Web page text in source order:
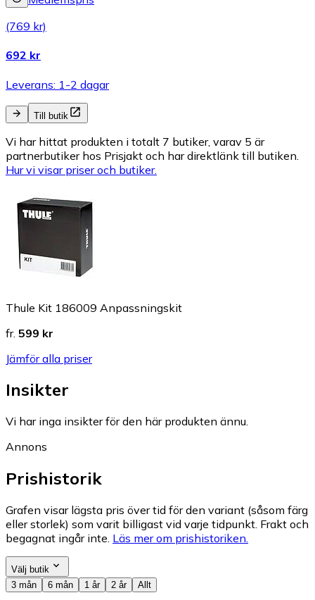
(769 kr)
692 kr
Leverans: 1-2 dagar
Till butik
Vi har hittat produkten i totalt 7 butiker, varav 5 är
partnerbutiker hos Prisjakt och har direktlänk till butiken.
Hur vi visar priser och butiker.
Thule Kit 186009 Anpassningskit
fr. 599 kr
Jämför alla priser
Insikter
Vi har inga insikter för den här produkten ännu.
Annons
Prishistorik
Grafen visar lägsta pris över tid för den variant (såsom färg
eller storlek) som varit billigast vid varje tidpunkt. Frakt och
begagnat ingår inte. Läs mer om prishistoriken.
Välj butik
3 mån
6 mån 1 år 2 år Allt